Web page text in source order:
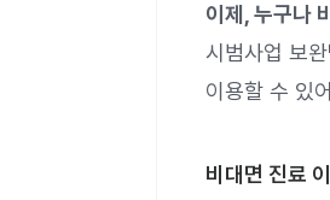
이제, 누구나
시범사업 보
이용할 수 있
비대면 진료